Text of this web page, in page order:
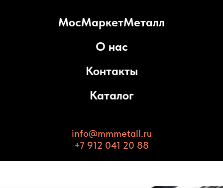
МосМаркетМеталл
О нас
Контакты
Каталог
info@mmmetall.ru
+7 912 041 20 88